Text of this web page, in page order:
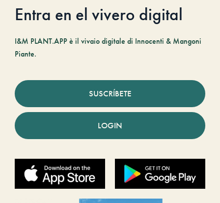
Entra en el vivero digital
I&M PLANT.APP è il vivaio digitale di Innocenti & Mangoni
Piante.
SUSCRÍBETE
LOGIN